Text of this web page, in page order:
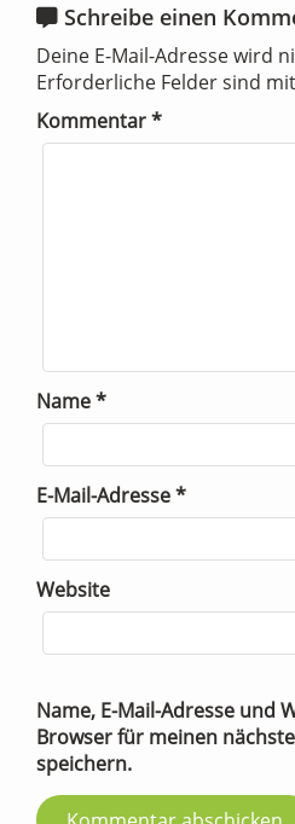
Schreibe einen
Deine E-Mail-Adresse wird
Erforderliche Felder sind mit
Kommentar*
Name*
E-Mail-Adresse*
Website
Name, E-Mail-Adresse und
Browser für meinen
speichern.